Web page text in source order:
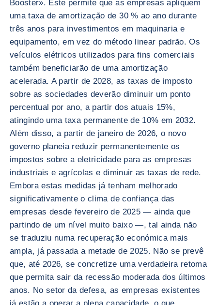
Booster». Este permite que as empresas apliquem
uma taxa de amortização de 30 % ao ano durante
três anos para investimentos em maquinaria e
equipamento, em vez do método linear padrão. Os
veículos elétricos utilizados para fins comerciais
também beneficiarão de uma amortização
acelerada. A partir de 2028, as taxas de imposto
sobre as sociedades deverão diminuir um ponto
percentual por ano, a partir dos atuais 15%,
atingindo uma taxa permanente de 10% em 2032.
Além disso, a partir de janeiro de 2026, o novo
governo planeia reduzir permanentemente os
impostos sobre a eletricidade para as empresas
industriais e agrícolas e diminuir as taxas de rede.
Embora estas medidas já tenham melhorado
significativamente o clima de confiança das
empresas desde fevereiro de 2025 — ainda que
partindo de um nível muito baixo —, tal ainda não
se traduziu numa recuperação económica mais
ampla, já passada a metade de 2025. Não se prevê
que, até 2026, se concretize uma verdadeira retoma
que permita sair da recessão moderada dos últimos
anos. No setor da defesa, as empresas existentes